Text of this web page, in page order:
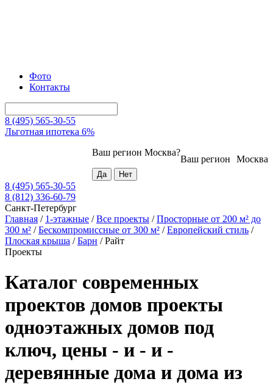
Фото
Контакты
8 (495) 565-30-55
Льготная ипотека 6%
Москва
Ваш регион
Ваш регион Москва?
8 (495) 565-30-55
8 (812) 336-60-79
Санкт-Петербург
Главная / 1-этажные /Все проекты /Просторные от 200 м² до
300 м² /Бескомпромиссные от 300 м² /Европейский стиль /
Плоская крыша /Барн /Райт
Проекты
Каталог современных
проектов домов проекты
одноэтажных домов под
ключ, цены - и - и -
деревянные дома и дома из